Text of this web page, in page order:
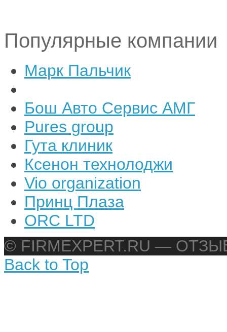
Популярные компании
Марк Пальчик
Бош Авто Сервис АМГ
Pures group
Гута клиник
Ксенон технолоджи
Vio organization
Принц Плаза
ORC LTD
© FIRMEXPERT.RU —
Back to Top